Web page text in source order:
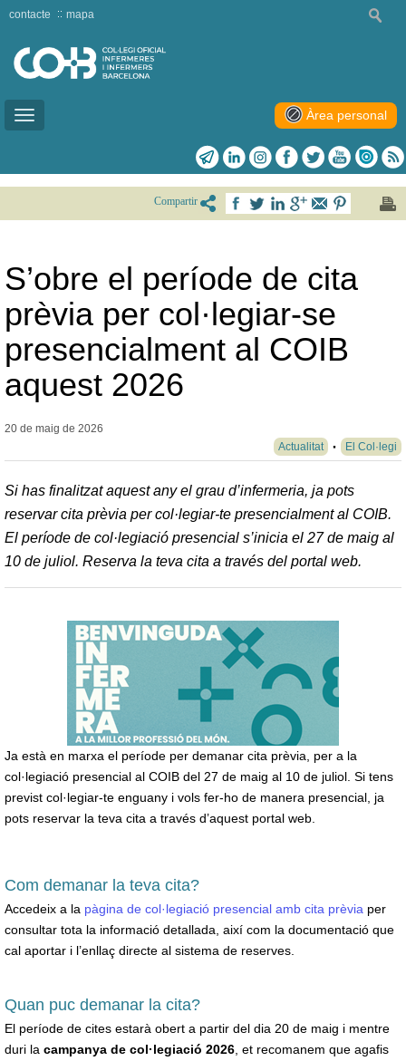
Toggle
contacte mapa
Àrea personal
Compartir
S’obre el període de cita
prèvia per col·legiar-se
presencialment al COIB
aquest 2026
20 de maig de 2026
Actualitat
El Col·legi
Si has finalitzat aquest any el grau d’infermeria, ja pots
reservar cita prèvia per col·legiar-te presencialment al COIB.
El període de col·legiació presencial s’inicia el 27 de maig al
10 de juliol. Reserva la teva cita a través del portal web.
Ja està en marxa el període per demanar cita prèvia, per a la
col·legiació presencial al COIB del 27 de maig al 10 de juliol. Si tens
previst col·legiar-te enguany i vols fer-ho de manera presencial, ja
pots reservar la teva cita a través d’aquest portal web.
Com demanar la teva cita?
Accedeix a la pàgina de col·legiació presencial amb cita prèvia per
consultar tota la informació detallada, així com la documentació que
cal aportar i l’enllaç directe al sistema de reserves.
Quan puc demanar la cita?
El període de cites estarà obert a partir del dia 20 de maig i mentre
duri la campanya de col·legiació 2026, et recomanem que agafis